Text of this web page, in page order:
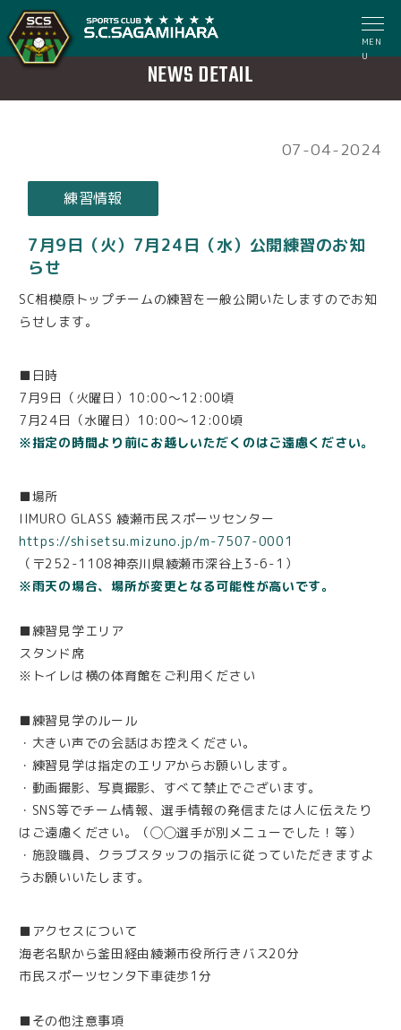
MEN
U
NEWS DETAIL
07-04-2024
練習情報
7月9日（火）7月24日（水）公開練習のお知
らせ
SC相模原トップチームの練習を一般公開いたしますのでお知
らせします。
■日時
7月9日（火曜日）10:00～12:00頃
7月24日（水曜日）10:00～12:00頃
※指定の時間より前にお越しいただくのはご遠慮ください。
■場所
IIMURO GLASS 綾瀬市民スポーツセンター
https://shisetsu.mizuno.jp/m-7507-0001
（〒252-1108神奈川県綾瀬市深谷上3-6-1）
※雨天の場合、場所が変更となる可能性が高いです。
■練習見学エリア
スタンド席
※トイレは横の体育館をご利用ください
■練習見学のルール
・大きい声での会話はお控えください。
・練習見学は指定のエリアからお願いします。
・動画撮影、写真撮影、すべて禁止でございます。
・SNS等でチーム情報、選手情報の発信または人に伝えたり
はご遠慮ください。（◯◯選手が別メニューでした！等）
・施設職員、クラブスタッフの指示に従っていただきますよ
うお願いいたします。
■アクセスについて
海老名駅から釜田経由綾瀬市役所行きバス20分
市民スポーツセンタ下車徒歩1分
■その他注意事項